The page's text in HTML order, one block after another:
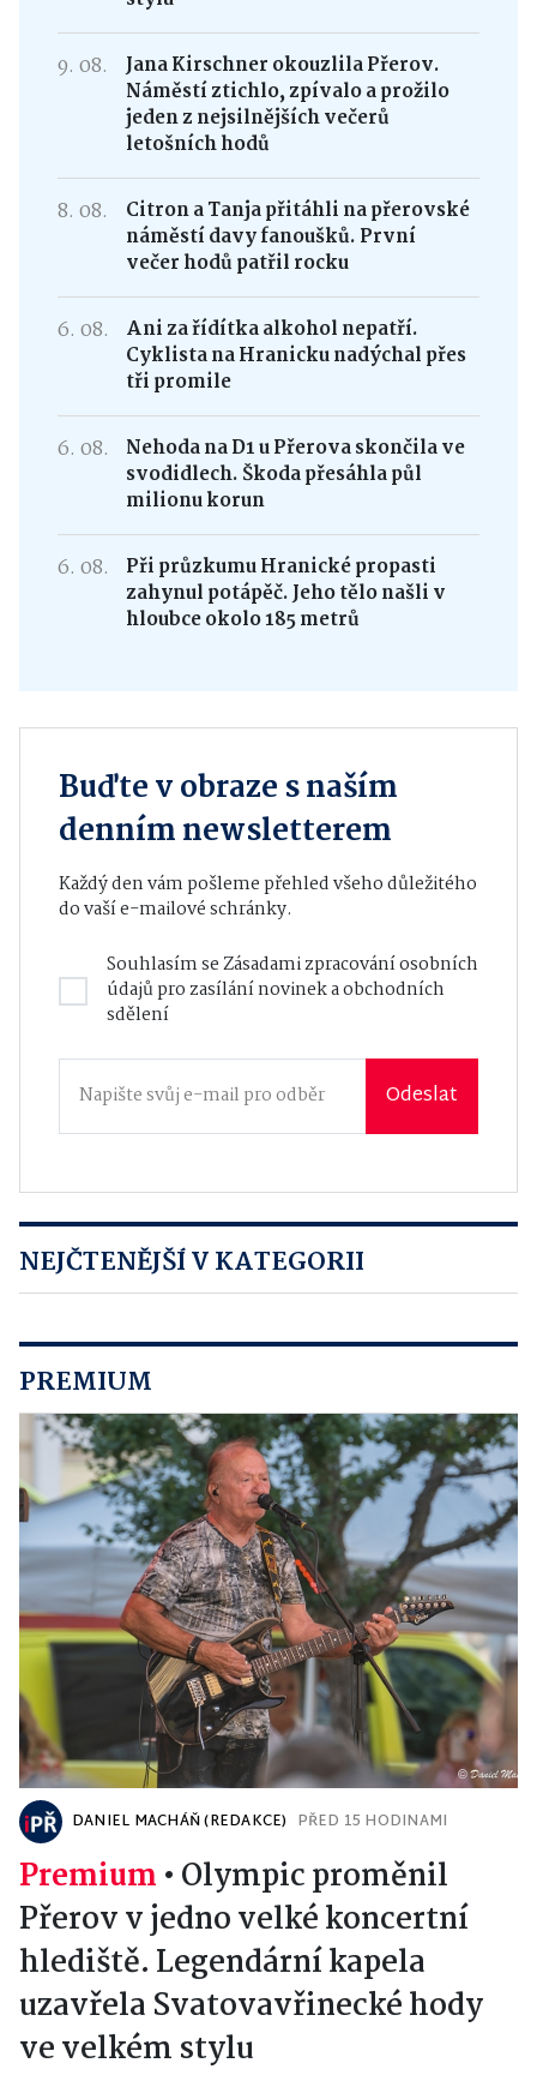
9. 08.
Jana Kirschner okouzlila Přerov.
Náměstí ztichlo, zpívalo a prožilo
jeden z nejsilnějších večerů
letošních hodů
8. 08.
Citron a Tanja přitáhli na přerovské
náměstí davy fanoušků. První
večer hodů patřil rocku
6. 08.
Ani za řídítka alkohol nepatří.
Cyklista na Hranicku nadýchal přes
tři promile
6. 08.
Nehoda na D1 u Přerova skončila ve
svodidlech. Škoda přesáhla půl
milionu korun
6. 08.
Při průzkumu Hranické propasti
zahynul potápěč. Jeho tělo našli v
hloubce okolo 185 metrů
Buďte v obraze s naším
denním newsletterem
Každý den vám pošleme přehled všeho důležitého
do vaší e-mailové schránky.
Souhlasím seZásadami zpracování osobních
údajůpro zasílání novinek a obchodních
sdělení
Odeslat
NEJČTENĚJŠÍ V KATEGORII
PREMIUM
DANIEL MACHÁŇ (REDAKCE) PŘED 15 HODINAMI
Premium • Olympic proměnil
Přerov v jedno velké koncertní
hlediště. Legendární kapela
uzavřela Svatovavřinecké hody
ve velkém stylu